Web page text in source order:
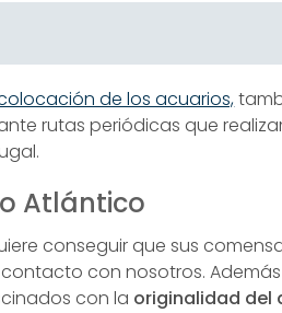
de los acuarios,
rutas periódicas que
Atlántico
conseguir que sus
con nosotros.
con la originalidad del